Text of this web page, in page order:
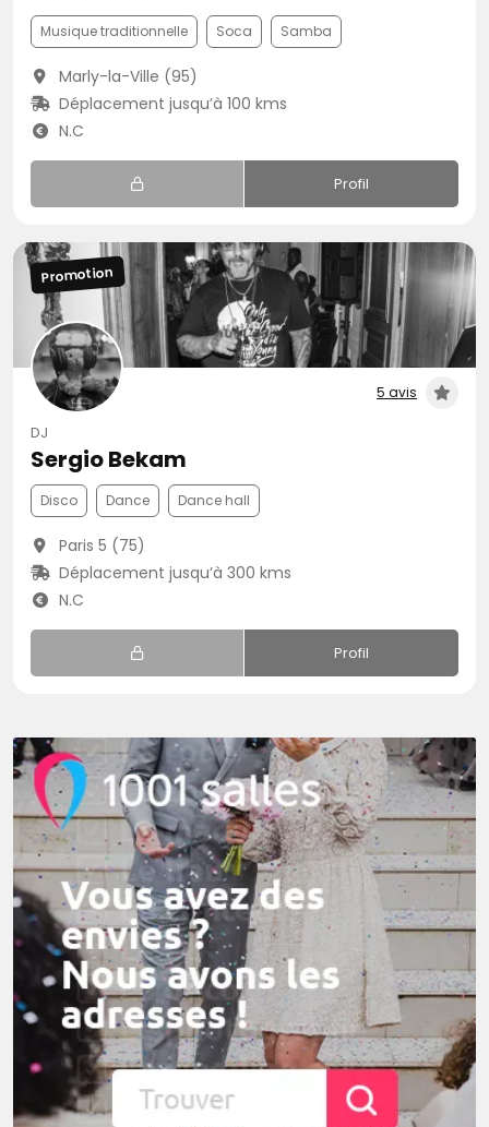
Musique traditionnelle Soca Samba
Marly-la-Ville (95)
Déplacement jusqu’à 100 kms
N.C
Profil
5 avis
Promotion
DJ
Sergio Bekam
Disco Dance Dance hall
Paris 5 (75)
Déplacement jusqu’à 300 kms
N.C
Profil